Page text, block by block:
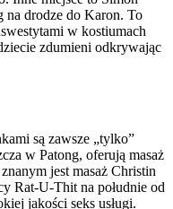
na drodze do Karon. To
w kostiumach
zdumieni odkrywając
są zawsze „tylko”
w Patong, oferują masaż
jest masaż Christin
Rat-U-Thit na południe od
jakości seks usługi.